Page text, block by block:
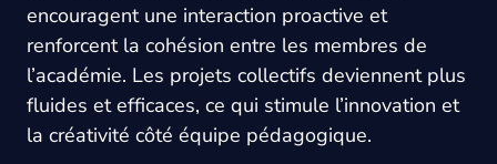
encouragent une interaction proactive et
renforcent la cohésion entre les membres de
l’académie. Les projets collectifs deviennent plus
fluides et efficaces, ce qui stimule l’innovation et
la créativité côté équipe pédagogique.